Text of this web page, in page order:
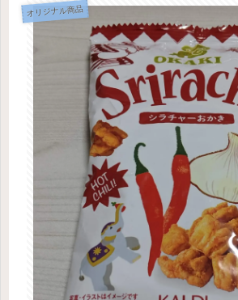
オリジナル商品